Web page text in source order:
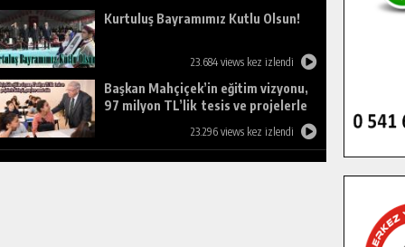
Kurtuluş Bayramımız Kutlu Olsun!
23.684 views kez izlendi
Başkan Mahçiçek’in eğitim vizyonu,
97 milyon TL’lik tesis ve projelerle
23.296 views kez izlendi